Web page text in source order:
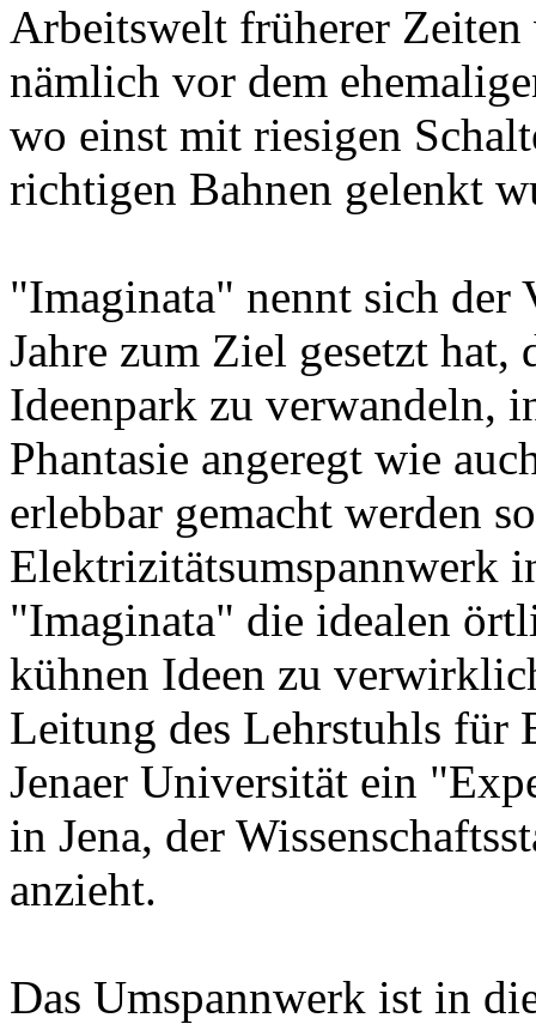
Arbeitswelt früherer
nämlich vor dem
wo einst mit riesigen
richtigen Bahnen gelenkt
"Imaginata" nennt sich der
Jahre zum Ziel gesetzt hat,
Ideenpark zu verwandeln,
Phantasie angeregt wie
erlebbar gemacht werden
Elektrizitätsumspannwerk
"Imaginata" die idealen
kühnen Ideen zu
Leitung des Lehrstuhls für
Jenaer Universität ein
in Jena, der
anzieht.
Das Umspannwerk ist in